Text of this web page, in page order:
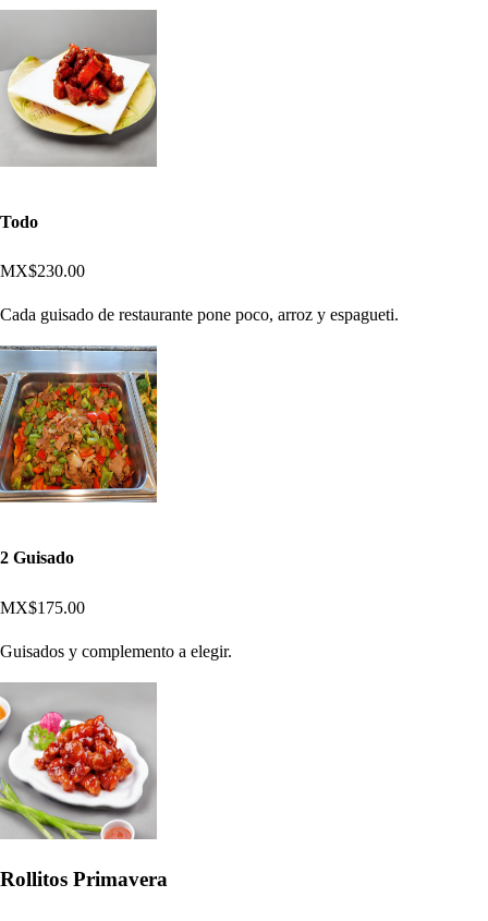
Todo
MX$230.00
Cada guisado de restaurante pone poco, arroz y espagueti.
2 Guisado
MX$175.00
Guisados y complemento a elegir.
Rollitos Primavera